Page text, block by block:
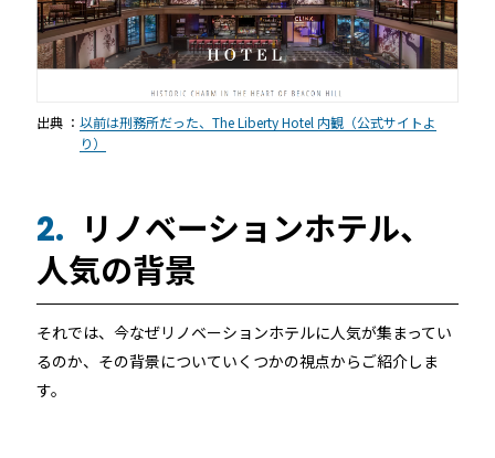
出典 ： 以前は刑務所だった、The Liberty Hotel 内観（公式サイトよ
り）
2. リノベーションホテル、
人気の背景
それでは、今なぜリノベーションホテルに人気が集まってい
るのか、その背景についていくつかの視点からご紹介しま
す。